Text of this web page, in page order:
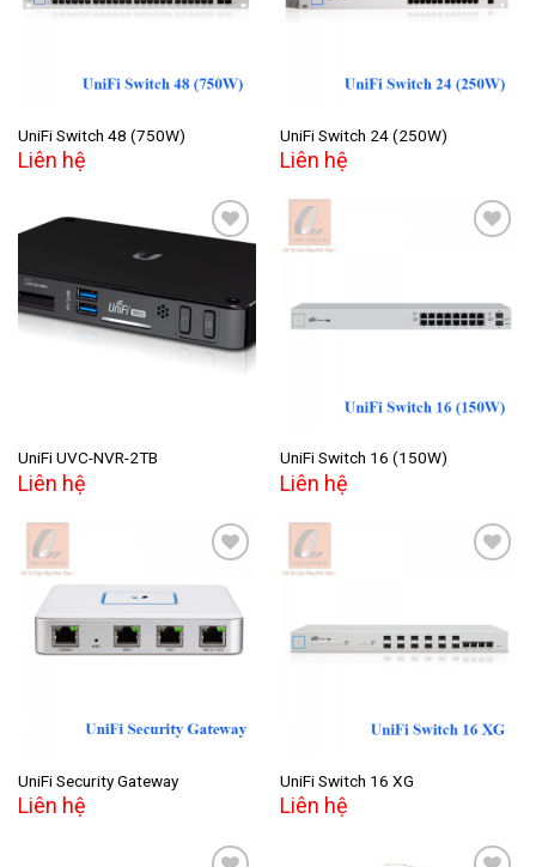
UniFi Switch 48 (750W)
Liên hệ
UniFi Switch 24 (250W)
Liên hệ
Add to
wishlist
UniFi UVC-NVR-2TB
Liên hệ
wishlist
UniFi Switch 16 (150W)
Liên hệ
Add to
wishlist
UniFi Security Gateway
Liên hệ
wishlist
UniFi Switch 16 XG
Liên hệ